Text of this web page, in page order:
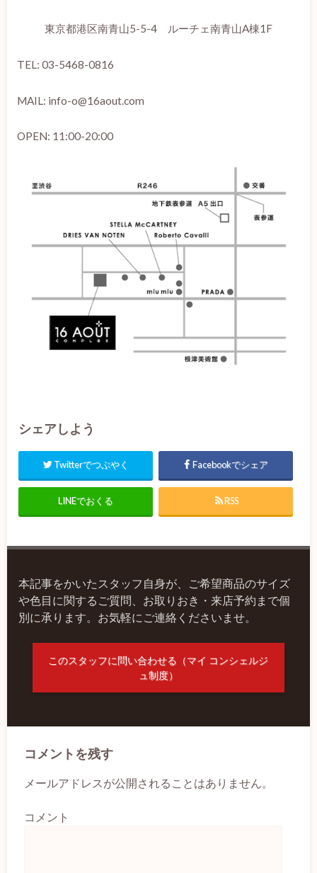
東京都港区南青山5-5-4 ルーチェ南青山A棟1F
TEL: 03-5468-0816
MAIL: info-o@16aout.com
OPEN: 11:00-20:00
シェアしよう
Twitterでつぶやく Facebookでシェア
LINEでおくる RSS
本記事をかいたスタッフ自身が、ご希望商品のサイズ
や色目に関するご質問、お取りおき・来店予約まで個
別に承ります。お気軽にご連絡くださいませ。
このスタッフに問い合わせる（マイ コンシェルジ
ュ制度）
コメントを残す
メールアドレスが公開されることはありません。
コメント